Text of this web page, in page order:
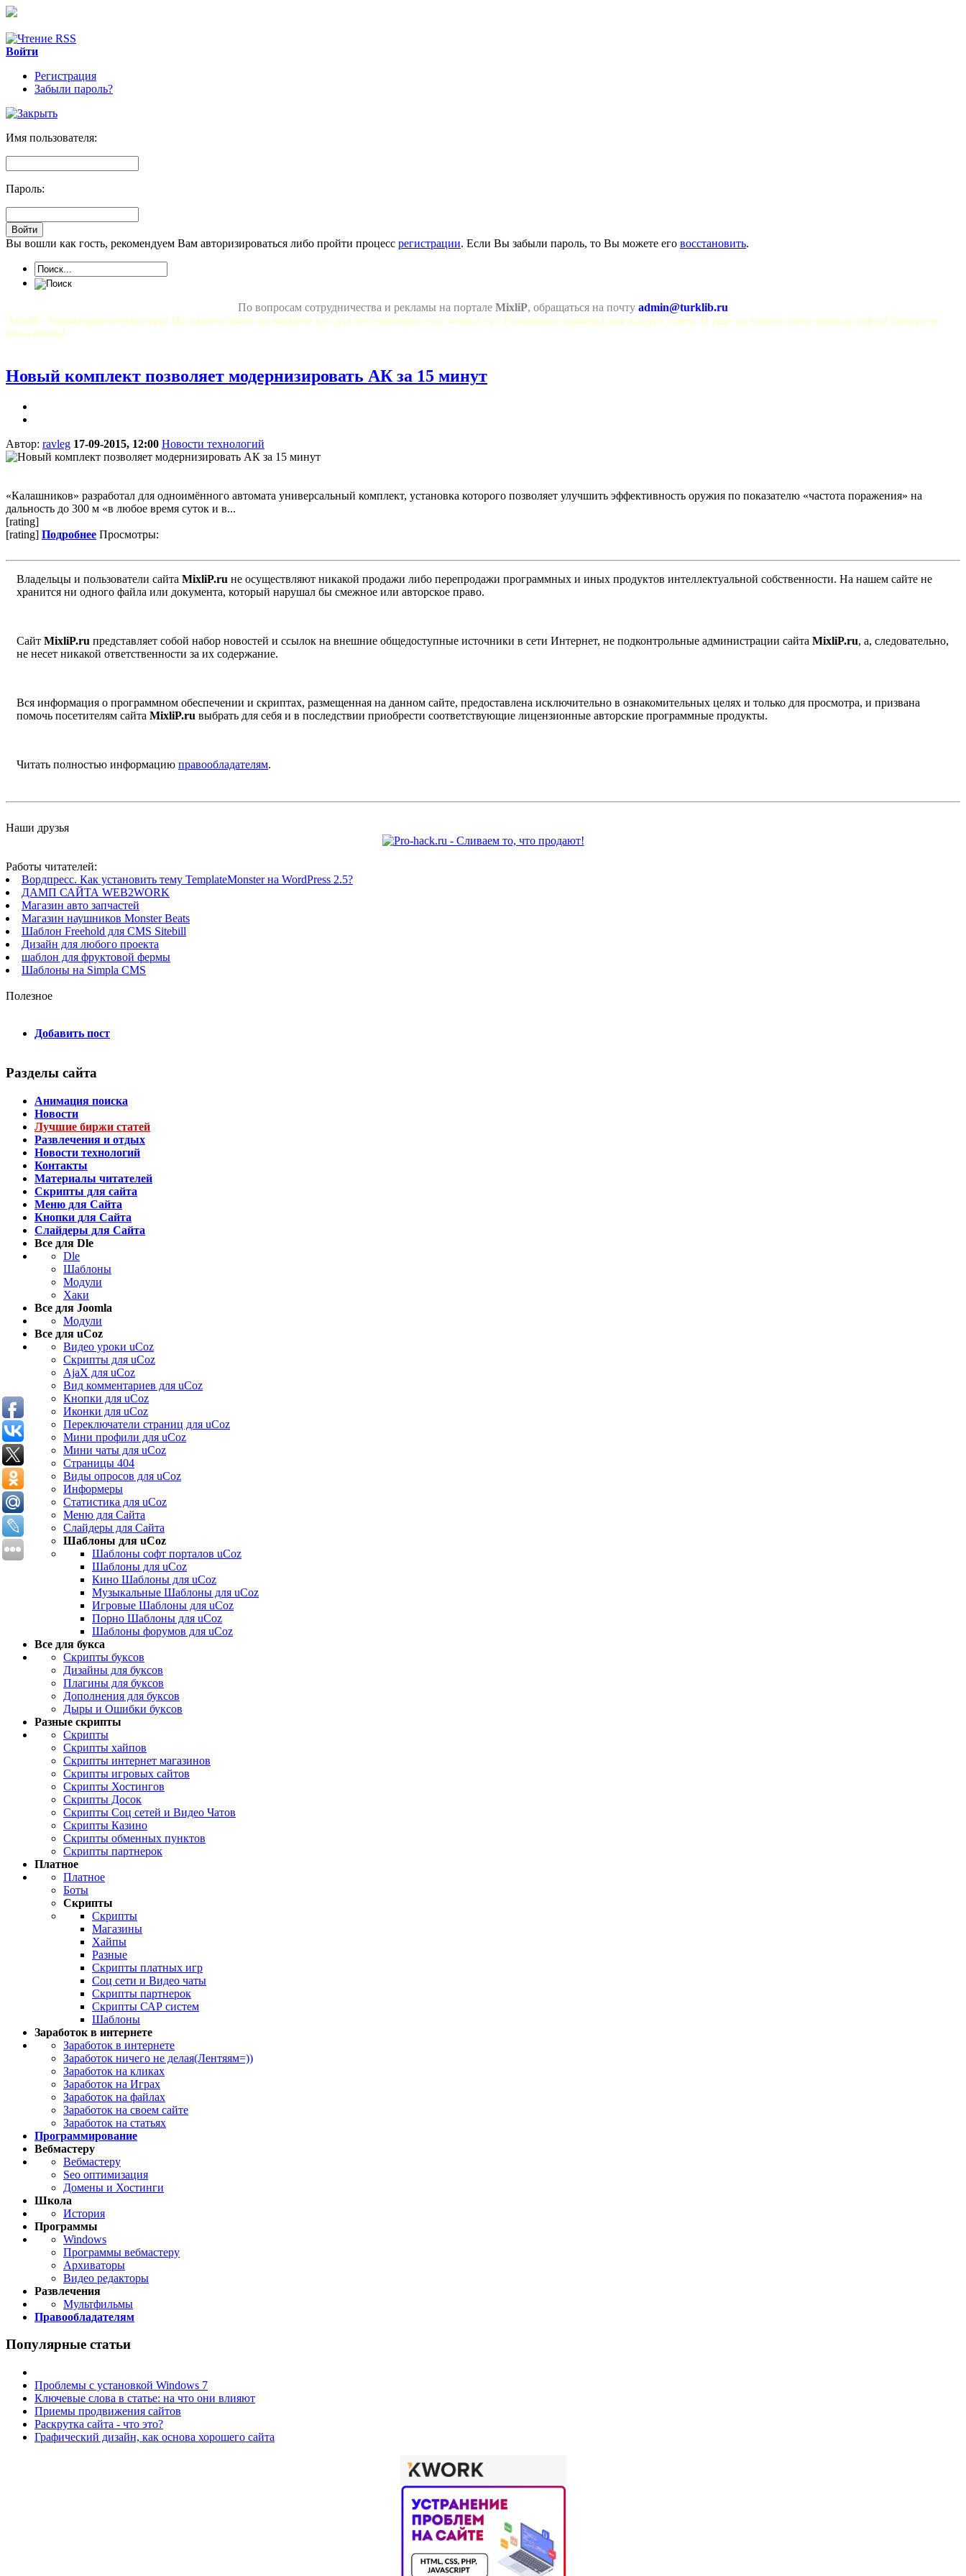
Войти
Регистрация
Забыли пароль?
Имя пользователя:
Пароль:
Вы вошли как гость, рекомендуем Вам авторизироваться либо пройти процесс регистрации. Если Вы забыли пароль, то Вы можете его восстановить.
По вопросам сотрудничества и рекламы на портале MixliP, обращаться на почту admin@turklib.ru
MixliP - Территория вебмастера! На нашем сайте вы найдете все для веб-мастеров и не только =) ! Различные скрипты для вашего сайта. И еще на нашем сайте немало софта! Заходи не
пожалеешь!
Новый комплект позволяет модернизировать АК за 15 минут
Автор: ravleg 17-09-2015, 12:00 Новости технологий
«Калашников» разработал для одноимённого автомата универсальный комплект, установка которого позволяет улучшить эффективность оружия по показателю «частота поражения» на
дальность до 300 м «в любое время суток и в...
[rating]
[rating] Подробнее Просмотры:
Владельцы и пользователи сайта MixliP.ru не осуществляют никакой продажи либо перепродажи программных и иных продуктов интеллектуальной собственности. На нашем сайте не
хранится ни одного файла или документа, который нарушал бы смежное или авторское право.
Сайт MixliP.ru представляет собой набор новостей и ссылок на внешние общедоступные источники в сети Интернет, не подконтрольные администрации сайта MixliP.ru, а, следовательно,
не несет никакой ответственности за их содержание.
Вся информация о программном обеспечении и скриптах, размещенная на данном сайте, предоставлена исключительно в ознакомительных целях и только для просмотра, и призвана
помочь посетителям сайта MixliP.ru выбрать для себя и в последствии приобрести соответствующие лицензионные авторские программные продукты.
Читать полностью информацию правообладателям.
Наши друзья
Работы читателей:
Вордпресс. Как установить тему TemplateMonster на WordPress 2.5?
ДАМП САЙТА WEB2WORK
Магазин авто запчастей
Магазин наушников Monster Beats
Шаблон Freehold для CMS Sitebill
Дизайн для любого проекта
шаблон для фруктовой фермы
Шаблоны на Simpla CMS
Полезное
Добавить пост
Разделы сайта
Анимация поиска
Новости
Лучшие биржи статей
Развлечения и отдых
Новости технологий
Контакты
Материалы читателей
Скрипты для сайта
Меню для Сайта
Кнопки для Сайта
Слайдеры для Сайта
Все для Dle
Dle
Шаблоны
Модули
Хаки
Все для Joomla
Модули
Все для uCoz
Видео уроки uCoz
Скрипты для uCoz
AjaX для uCoz
Вид комментариев для uCoz
Кнопки для uCoz
Иконки для uCoz
Переключатели страниц для uCoz
Мини профили для uCoz
Мини чаты для uCoz
Страницы 404
Виды опросов для uCoz
Информеры
Статистика для uCoz
Меню для Сайта
Слайдеры для Сайта
Шаблоны для uCoz
Шаблоны софт порталов uCoz
Шаблоны для uCoz
Кино Шаблоны для uCoz
Музыкальные Шаблоны для uCoz
Игровые Шаблоны для uCoz
Порно Шаблоны для uCoz
Шаблоны форумов для uCoz
Все для букса
Скрипты буксов
Дизайны для буксов
Плагины для буксов
Дополнения для буксов
Дыры и Ошибки буксов
Разные скрипты
Скрипты
Скрипты хайпов
Скрипты интернет магазинов
Скрипты игровых сайтов
Скрипты Хостингов
Скрипты Досок
Скрипты Соц сетей и Видео Чатов
Скрипты Казино
Скрипты обменных пунктов
Скрипты партнерок
Платное
Платное
Боты
Скрипты
Скрипты
Магазины
Хайпы
Разные
Скрипты платных игр
Соц сети и Видео чаты
Скрипты партнерок
Скрипты САР систем
Шаблоны
Заработок в интернете
Заработок в интернете
Заработок ничего не делая(Лентяям=))
Заработок на кликах
Заработок на Играх
Заработок на файлах
Заработок на своем сайте
Заработок на статьях
Программирование
Вебмастеру
Вебмастеру
Seo оптимизация
Домены и Хостинги
Школа
История
Программы
Windows
Программы вебмастеру
Архиваторы
Видео редакторы
Развлечения
Мультфильмы
Правообладателям
Популярные статьи
Проблемы с установкой Windows 7
Ключевые слова в статье: на что они влияют
Приемы продвижения сайтов
Раскрутка сайта - что это?
Графический дизайн, как основа хорошего сайта